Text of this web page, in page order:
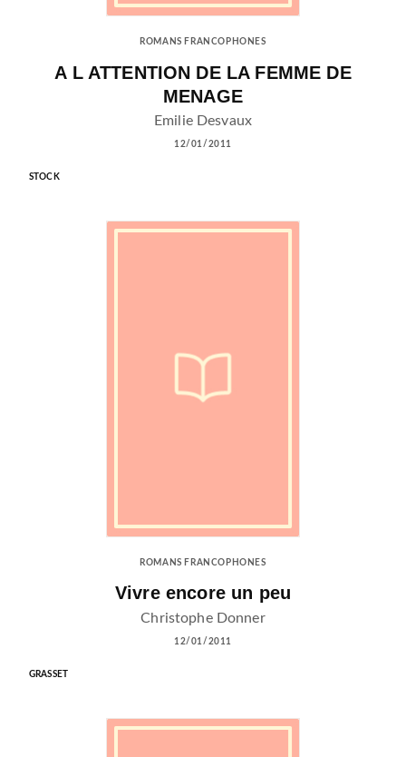
ROMANS FRANCOPHONES
A L ATTENTION DE LA FEMME DE
MENAGE
Emilie Desvaux
12/01/2011
STOCK
ROMANS FRANCOPHONES
Vivre encore un peu
Christophe Donner
12/01/2011
GRASSET